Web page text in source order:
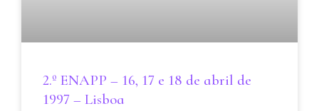
2.º ENAPP – 16, 17 e 18 de abril de
1997 – Lisboa